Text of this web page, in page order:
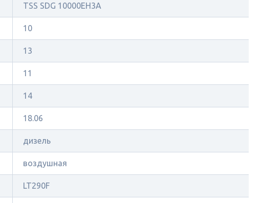
TSS SDG 10000EH3А
10
13
11
14
18.06
дизель
воздушная
LT290F